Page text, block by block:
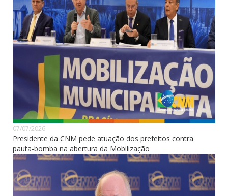
07/07/2026
Presidente da CNM pede atuação dos prefeitos contra
pauta-bomba na abertura da Mobilização